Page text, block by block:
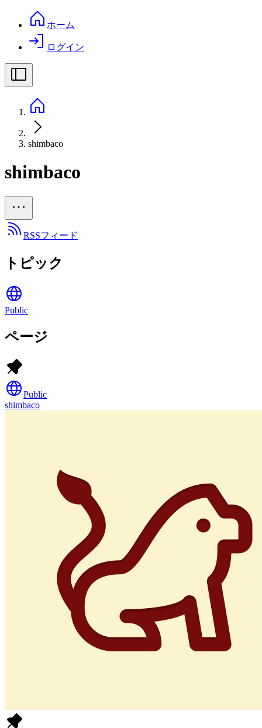
ホーム
ログイン
shimbaco
shimbaco
RSSフィード
トピック
Public
ページ
Public
shimbaco